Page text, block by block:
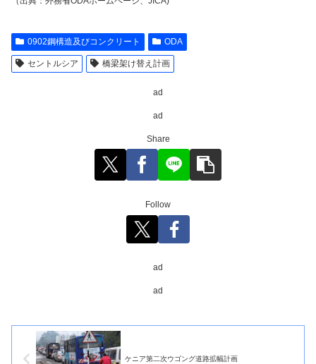
0902鋼構造及びコンクリート ODA
セントルシア 橋梁架け替え計画
ad
ad
Share
Follow
ad
ad
ケニア第二次ウゴング道路拡幅計画